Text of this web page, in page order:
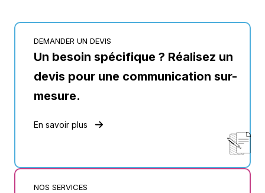
DEMANDER UN DEVIS
Un besoin spécifique ? Réalisez un
devis pour une communication sur-
mesure.
En savoir plus
NOS SERVICES